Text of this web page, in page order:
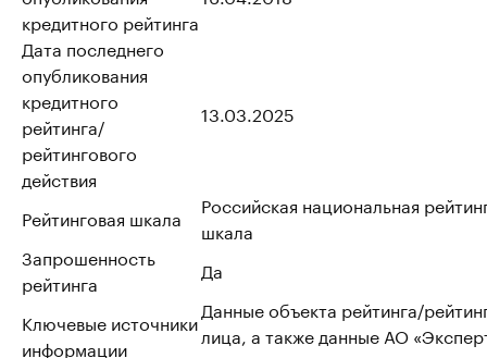
кредитного рейтинга
Дата последнего
опубликования
кредитного
рейтинга/
рейтингового
действия
13.03.2025
Рейтинговая шкала
Российская национальная
шкала
Запрошенность
рейтинга
Да
Ключевые источники
информации
Данные объекта рейтинга/
лица, а также данные АО